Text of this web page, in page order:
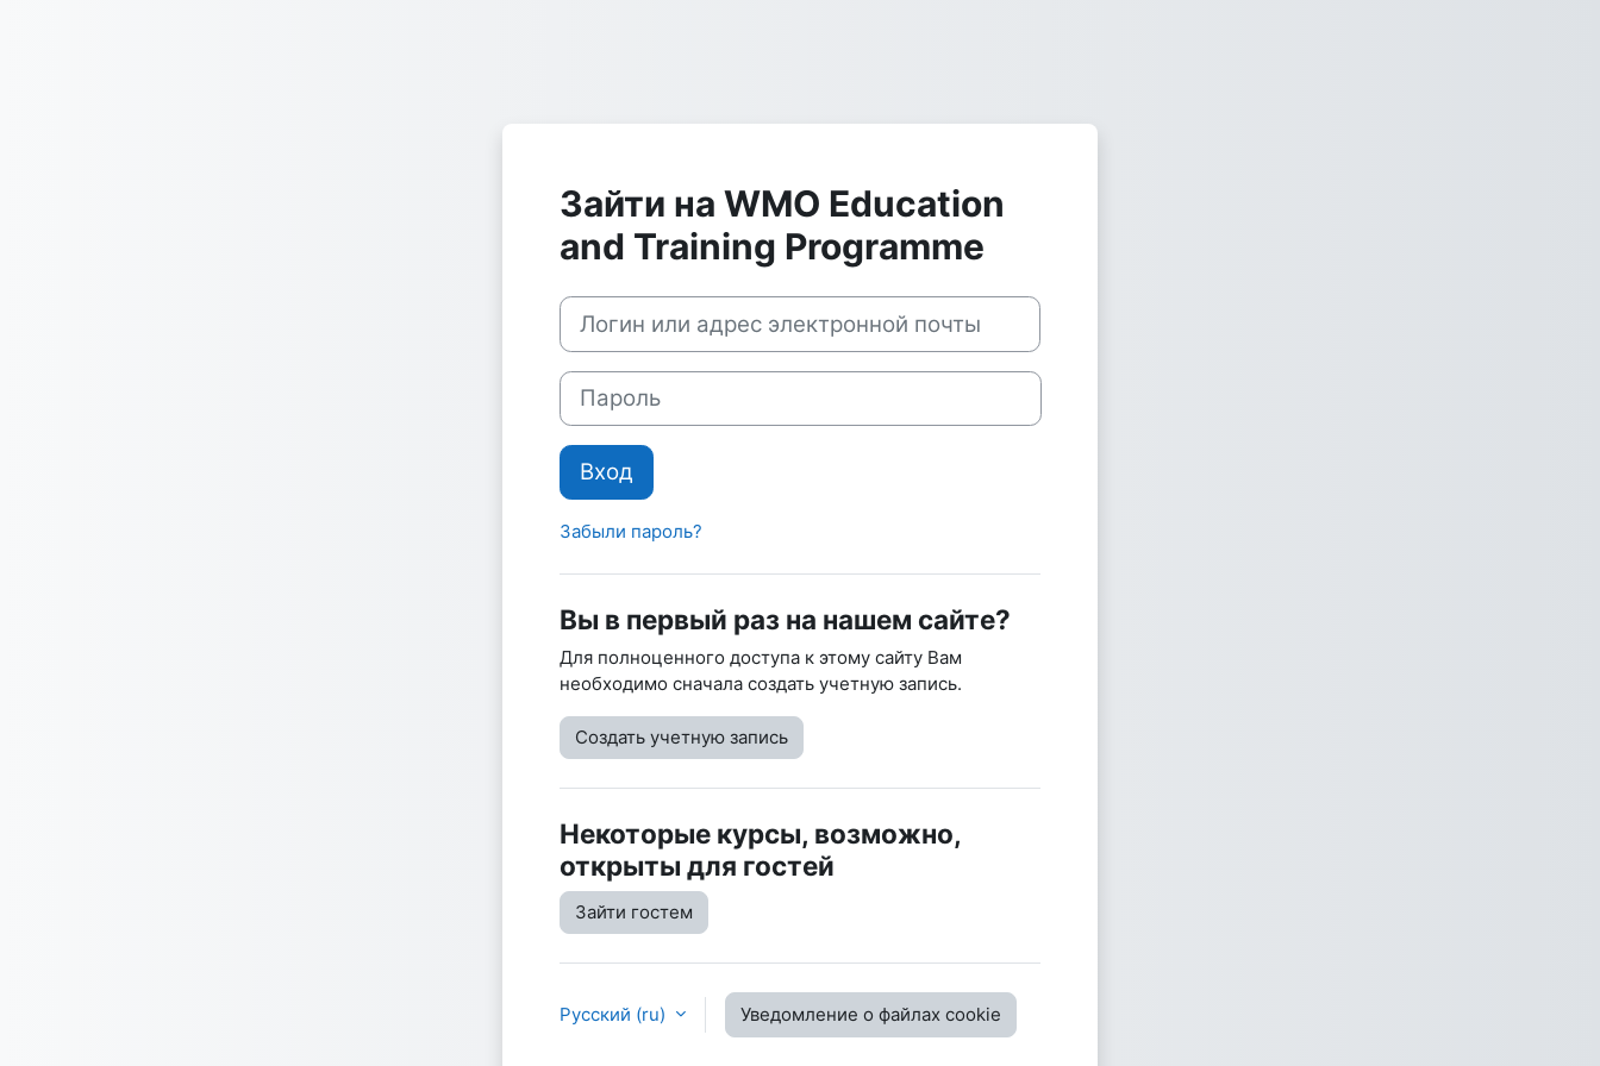
Зайти на WMO Education
and Training Programme
Пропустить и перейти к созданию новой учетной записи
Логин или адрес электронной почты
Пароль
Вход
Забыли пароль?
Вы в первый раз на нашем сайте?
Для полноценного доступа к этому сайту Вам
необходимо сначала создать учетную запись.
Создать учетную запись
Некоторые курсы, возможно,
открыты для гостей
Зайти гостем
Русский ‎(ru)‎ Уведомление о файлах cookie